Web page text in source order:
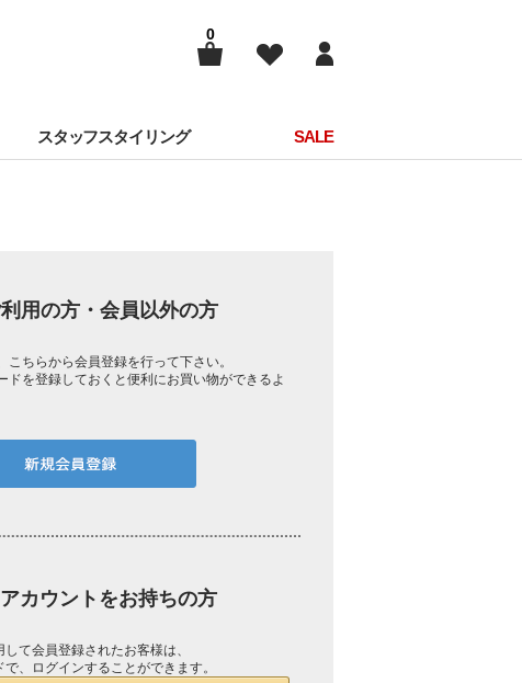
0
スタッフスタイリング SALE
用の方・会員以外の方
ちらから会員登録を行って下さい。
ドを登録しておくと便利にお買い物ができるよ
カウントをお持ちの方
て会員登録されたお客様は、
、ログインすることができます。